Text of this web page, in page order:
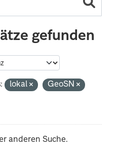
gefunden
lokal GeoSN
anderen Suche.